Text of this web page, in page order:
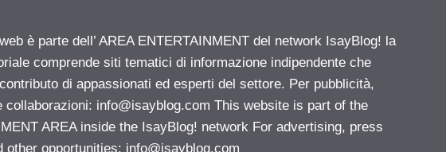
è parte dell’ AREA ENTERTAINMENT del network IsayBlog! la
comprende siti tematici di informazione indipendente che
di appassionati ed esperti del settore. Per pubblicità,
collaborazioni: info@isayblog.com This website is part of the
AREA inside the IsayBlog! network For advertising, press
other opportunities: info@isayblog.com